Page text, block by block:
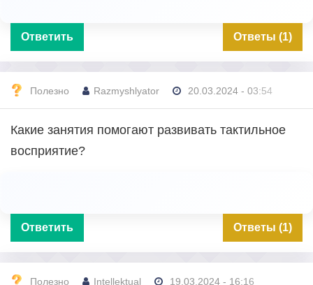
Ответить Ответы (1)
Полезно Razmyshlyator 20.03.2024 - 03:54
Какие занятия помогают развивать тактильное
восприятие?
Ответить Ответы (1)
Полезно Intellektual 19.03.2024 - 16:16